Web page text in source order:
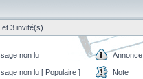
3 invité(s)
non lu Annonce
non lu [ Populaire ] Note